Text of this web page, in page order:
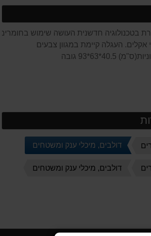
בטכנולוגיה חדשנית העושה שימוש בחומרים
אקלים. העגלה קיימת במגוון צבעים
גובה
דולבים, מיכלי ענק ומשטחים
דולבים, מיכלי ענק ומשטחים